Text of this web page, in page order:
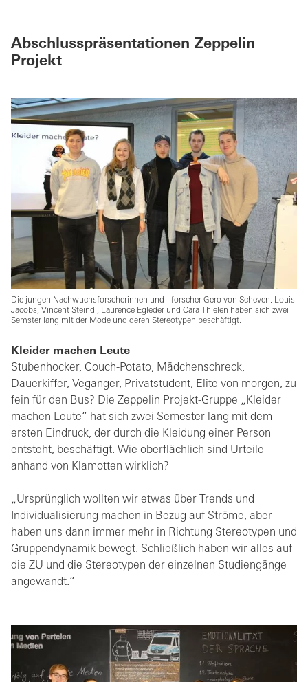
Abschlusspräsentationen Zeppelin
Projekt
Die jungen Nachwuchsforscherinnen und - forscher Gero von Scheven, Louis
Jacobs, Vincent Steindl, Laurence Egleder und Cara Thielen haben sich zwei
Semster lang mit der Mode und deren Stereotypen beschäftigt.
Kleider machen Leute
Stubenhocker, Couch-Potato, Mädchenschreck,
Dauerkiffer, Veganger, Privatstudent, Elite von morgen, zu
fein für den Bus? Die Zeppelin Projekt-Gruppe „Kleider
machen Leute“ hat sich zwei Semester lang mit dem
ersten Eindruck, der durch die Kleidung einer Person
entsteht, beschäftigt. Wie oberflächlich sind Urteile
anhand von Klamotten wirklich?
„Ursprünglich wollten wir etwas über Trends und
Individualisierung machen in Bezug auf Ströme, aber
haben uns dann immer mehr in Richtung Stereotypen und
Gruppendynamik bewegt. Schließlich haben wir alles auf
die ZU und die Stereotypen der einzelnen Studiengänge
angewandt.“